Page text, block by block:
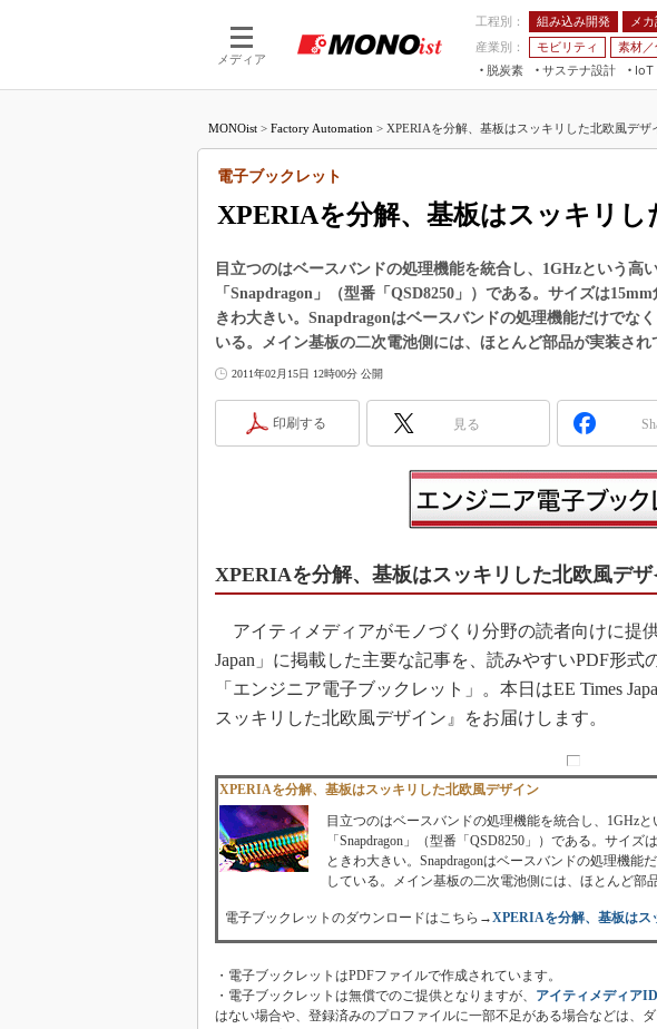
メディア
工程別： 組み込み開発 メ
産業別：
モビリティ 素材
脱炭素
サステナ設計
IoT
つながる工場AI×設備保全 JIMTOF
IIFES
ジャパ
人テク展
産業オー
MONOist > Factory Automation > XPERIAを分解、基板はスッキリした北欧風デザ
XPERIAを分解、基板はスッキリし
電子ブックレット
目立つのはベースバンドの処理機能を統合し、1GHzという高
「Snapdragon」（型番「QSD8250」）である。サイズは
きわ大きい。Snapdragonはベースバンドの処理機能だけでな
いる。メイン基板の二次電池側には、ほとんど部品が実装され
2011年02月15日 12時00分 公開
印刷する 見る
XPERIAを分解、基板はスッキリした北欧風デザ
アイティメディアがモノづくり分野の読者向けに提
Japan」に掲載した主要な記事を、読みやすいPDF形式
「エンジニア電子ブックレット」。本日はEE Times
スッキリした北欧風デザイン』をお届けします。
XPERIAを分解、基板はスッキリした北欧風デザイン
目立つのはベースバンドの処理機能を統合し、1GHz
「Snapdragon」（型番「QSD8250」）である。サイ
ときわ大きい。Snapdragonはベースバンドの処理機能
している。メイン基板の二次電池側には、ほとんど部
電子ブックレットのダウンロードはこちら→XPERIAを分解、基板はス
・電子ブックレットはPDFファイルで作成されています。
・電子ブックレットは無償でのご提供となりますが、 アイティメディアID
はない場合や、登録済みのプロファイルに一部不足がある場合などは、